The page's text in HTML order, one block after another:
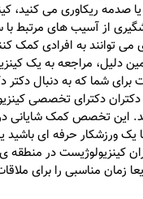
صدمه ریکاوری می
پیشگیری از آسیب های
کینزیولوژی می توانند به
مراجعه به یک
شما که به دنبال دکتر
دکترای تخصصی
این تخصص کمک شایانی
یک ورزشکار حرفه ای
کینزیولوژیست در منطقه
مناسبی را برای